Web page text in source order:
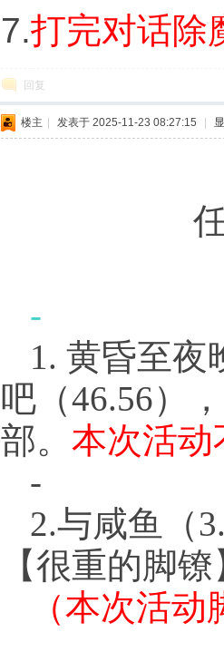
7.打完对话除
回复
楼主 发表于 2025-11-23 08:27:15
任
-
1. 黄昏至夜
吧（46.56）
部。 本次活动
-
2.与咸鱼（
【很重的脚
（本次活